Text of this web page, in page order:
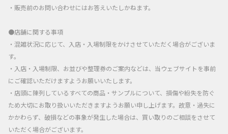
・販売前のお問い合わせにはお答えいたしかねます。
●店舗に関する事項
・混雑状況に応じて、入店・入場制限をかけさせていただく場合がございま
す。
・入店・入場制限、お並びや整理券のご案内などは、当ウェブサイトを事前
にご確認いただけますようお願いいたします。
・店頭に陳列しているすべての商品・サンプルについて、損傷や紛失を防ぐ
ため大切にお取り扱いいただきますようお願い申し上げます。故意・過失に
かかわらず、破損などの事象が発生した場合は、買い取りのご相談をさせて
いただく場合がございます。